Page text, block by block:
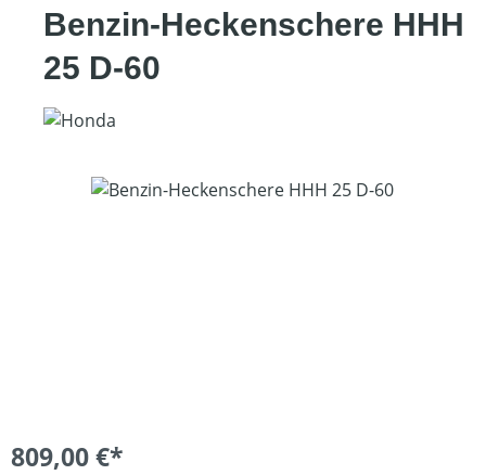
Benzin-Heckenschere HHH
25 D-60
Bildergalerie überspringen
809,00 €*